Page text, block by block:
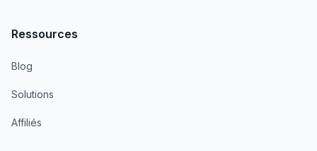
Ressources
Blog
Solutions
Affiliés